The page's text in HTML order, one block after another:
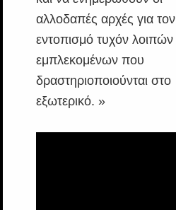
αλλοδαπές αρχές για τον
εντοπισμό τυχόν λοιπών
εμπλεκομένων που
δραστηριοποιούνται στο
εξωτερικό. »